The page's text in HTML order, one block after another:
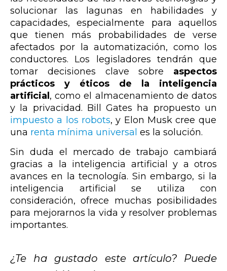
solucionar las lagunas en habilidades y
capacidades, especialmente para aquellos
que tienen más probabilidades de verse
afectados por la automatización, como los
conductores. Los legisladores tendrán que
tomar decisiones clave sobre aspectos
prácticos y éticos de la inteligencia
artificial, como el almacenamiento de datos
y la privacidad. Bill Gates ha propuesto un
impuesto a los robots, y Elon Musk cree que
una renta mínima universal es la solución.
Sin duda el mercado de trabajo cambiará
gracias a la inteligencia artificial y a otros
avances en la tecnología. Sin embargo, si la
inteligencia artificial se utiliza con
consideración, ofrece muchas posibilidades
para mejorarnos la vida y resolver problemas
importantes.
¿Te ha gustado este artículo? Puede